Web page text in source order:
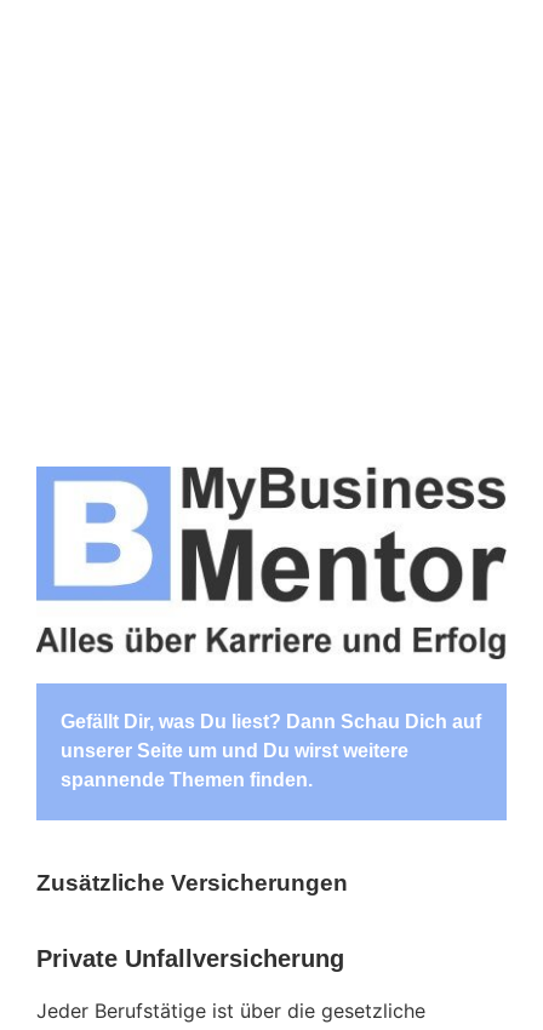
Gefällt Dir, was Du liest? Dann Schau Dich auf
unserer Seite um und Du wirst weitere
spannende Themen finden.
Zusätzliche Versicherungen
Private Unfallversicherung
Jeder Berufstätige ist über die gesetzliche